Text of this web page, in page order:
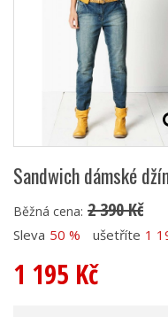
Sandwich dámské
Běžná cena: 2 390 Kč
Sleva 50 % ušetříte 1
1 195 Kč